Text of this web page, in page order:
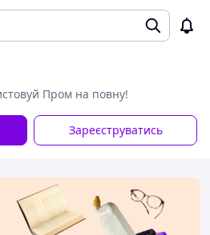
Пром на повну!
Зареєструватись